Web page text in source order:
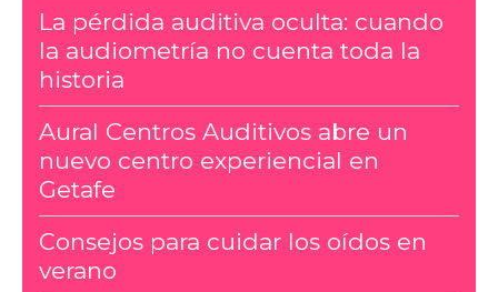
La pérdida auditiva oculta: cuando
la audiometría no cuenta toda la
historia
Aural Centros Auditivos abre un
nuevo centro experiencial en
Getafe
Consejos para cuidar los oídos en
verano